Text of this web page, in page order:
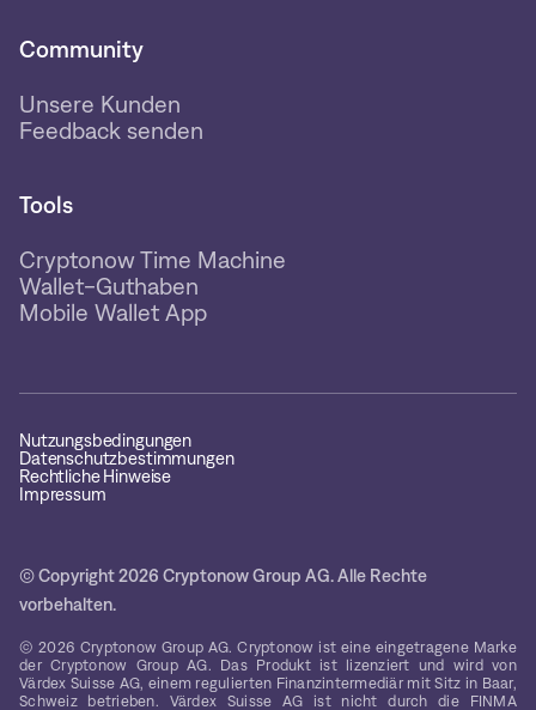
Community
Unsere Kunden
Feedback senden
Tools
Cryptonow Time Machine
Wallet-Guthaben
Mobile Wallet App
Nutzungsbedingungen
Datenschutzbestimmungen
Rechtliche Hinweise
Impressum
© Copyright 2026 Cryptonow Group AG. Alle Rechte
vorbehalten.
© 2026 Cryptonow Group AG. Cryptonow ist eine eingetragene Marke
der Cryptonow Group AG. Das Produkt ist lizenziert und wird von
Värdex Suisse AG, einem regulierten Finanzintermediär mit Sitz in Baar,
Schweiz betrieben. Värdex Suisse AG ist nicht durch die FINMA